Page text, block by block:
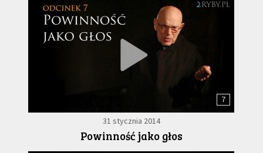
7
31 stycznia 2014
Powinność jako głos